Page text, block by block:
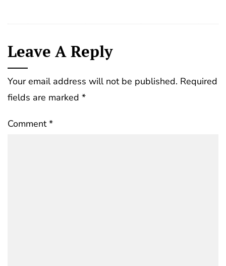
Leave A Reply
Your email address will not be published. Required
fields are marked *
Comment*